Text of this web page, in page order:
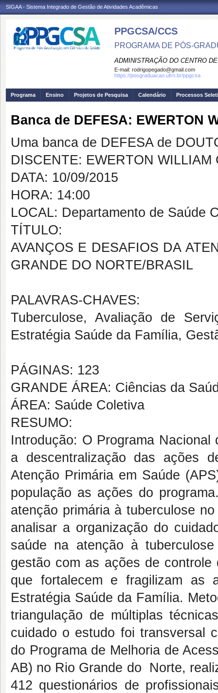
SIGAA - Sistema Integrado de Gestão de Atividades Acadêmicas
PPGCSA/CCS
PROGRAMA DE PÓS-
ADMINISTRAÇÃO DO CENTRO
E-mail: rodrigopegado@gmail.com
https://posgraduacao.ufrn.br/ppgcsa
Programa Ensino Projetos de Pesquisa Calendário Processos
Banca de DEFESA: EWERTON
Uma banca de DEFESA de
DISCENTE: EWERTON WILLIAM
DATA: 10/09/2015
HORA: 14:00
LOCAL: Departamento de Saúde
TÍTULO:
AVANÇOS E DESAFIOS DA
GRANDE DO NORTE/BRASIL
PALAVRAS-CHAVES:
Tuberculose, Avaliação de
Estratégia Saúde da Família,
PÁGINAS: 123
GRANDE ÁREA: Ciências da
ÁREA: Saúde Coletiva
RESUMO:
Introdução: O Programa
a descentralização das ações
Atenção Primária em Saúde
população as ações do
atenção primária à tuberculose
analisar a organização do
saúde na atenção à
gestão com as ações de
que fortalecem e fragilizam as
Estratégia Saúde da Família.
triangulação de múltiplas
cuidado o estudo foi transversal
do Programa de Melhoria de
AB) no Rio Grande do Norte,
412 questionários de